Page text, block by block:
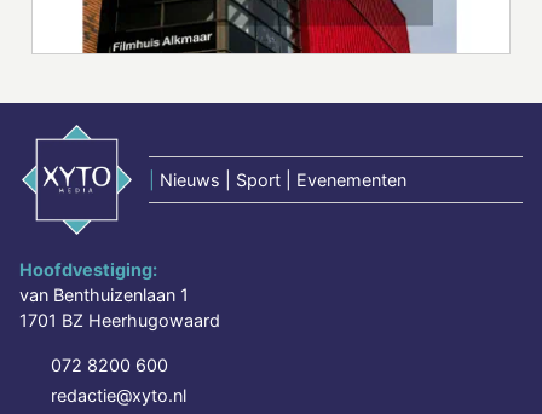
Nieuws | Sport | Evenementen
Hoofdvestiging:
van Benthuizenlaan 1
1701 BZ Heerhugowaard
072 8200 600
redactie@xyto.nl